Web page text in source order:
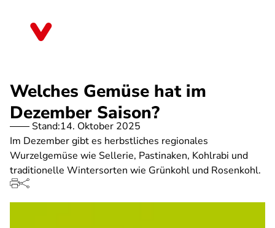
Welches Gemüse hat im
Dezember Saison?
Stand:14. Oktober 2025
Im Dezember gibt es herbstliches regionales
Wurzelgemüse wie Sellerie, Pastinaken, Kohlrabi und
traditionelle Wintersorten wie Grünkohl und Rosenkohl.